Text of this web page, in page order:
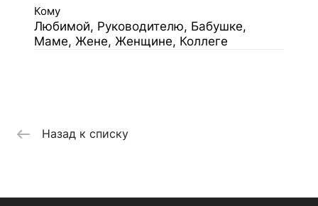
Кому
Любимой, Руководителю, Бабушке,
Маме, Жене, Женщине, Коллеге
Назад к списку